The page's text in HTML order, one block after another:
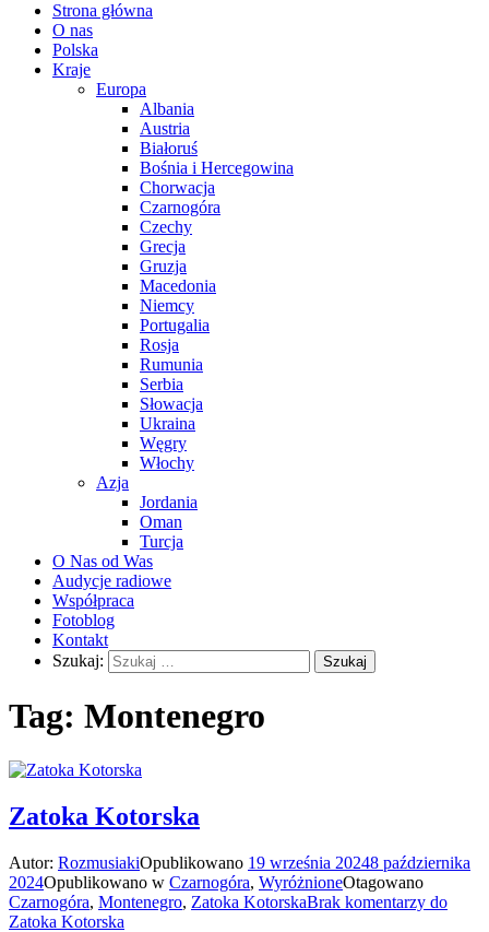
Strona główna
O nas
Polska
Kraje
Europa
Albania
Austria
Białoruś
Bośnia i Hercegowina
Chorwacja
Czarnogóra
Czechy
Grecja
Gruzja
Macedonia
Niemcy
Portugalia
Rosja
Rumunia
Serbia
Słowacja
Ukraina
Węgry
Włochy
Azja
Jordania
Oman
Turcja
O Nas od Was
Audycje radiowe
Współpraca
Fotoblog
Kontakt
Szukaj:
Tag: Montenegro
Zatoka Kotorska
Autor: RozmusiakiOpublikowano 19 września 20248 października
2024Opublikowano w Czarnogóra, WyróżnioneOtagowano
Czarnogóra, Montenegro, Zatoka KotorskaBrak komentarzy do
Zatoka Kotorska